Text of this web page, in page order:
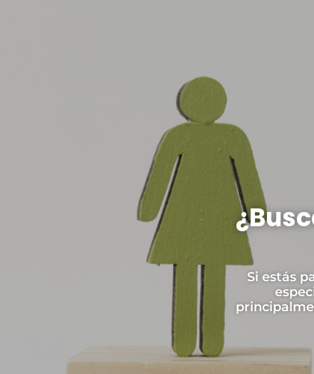
Si estás